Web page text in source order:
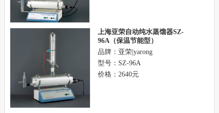
上海亚荣自动纯水蒸馏器SZ-
96A（保温节能型）
品牌：亚荣|yarong
型号：SZ-96A
价格：2640元